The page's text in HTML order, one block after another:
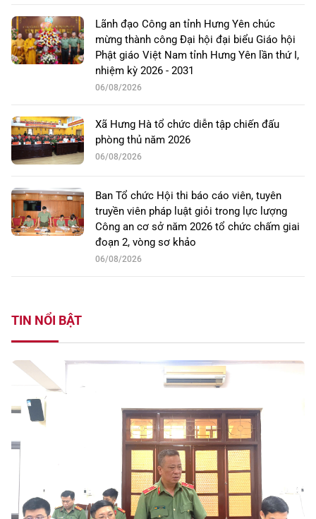
Lãnh đạo Công an tỉnh Hưng Yên chúc
mừng thành công Đại hội đại biểu Giáo hội
Phật giáo Việt Nam tỉnh Hưng Yên lần thứ I,
nhiệm kỳ 2026 - 2031
06/08/2026
Xã Hưng Hà tổ chức diễn tập chiến đấu
phòng thủ năm 2026
06/08/2026
Ban Tổ chức Hội thi báo cáo viên, tuyên
truyền viên pháp luật giỏi trong lực lượng
Công an cơ sở năm 2026 tổ chức chấm giai
đoạn 2, vòng sơ khảo
06/08/2026
TIN NỔI BẬT